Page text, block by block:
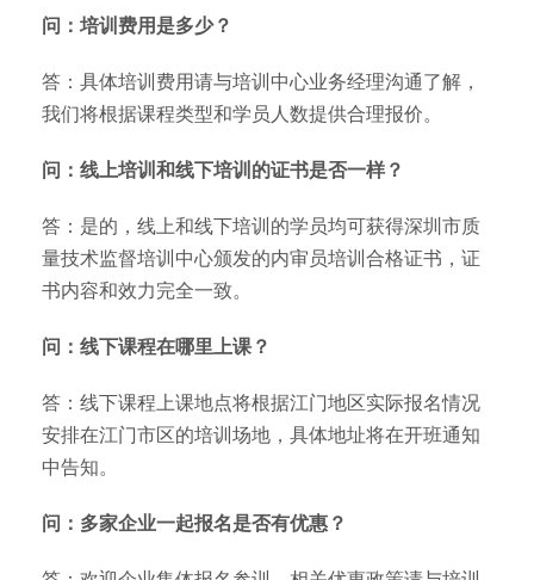
问：培训费用是多少？
答：具体培训费用请与培训中心业务经理沟通了解，
我们将根据课程类型和学员人数提供合理报价。
问：线上培训和线下培训的证书是否一样？
答：是的，线上和线下培训的学员均可获得深圳市质
量技术监督培训中心颁发的内审员培训合格证书，证
书内容和效力完全一致。
问：线下课程在哪里上课？
答：线下课程上课地点将根据江门地区实际报名情况
安排在江门市区的培训场地，具体地址将在开班通知
中告知。
问：多家企业一起报名是否有优惠？